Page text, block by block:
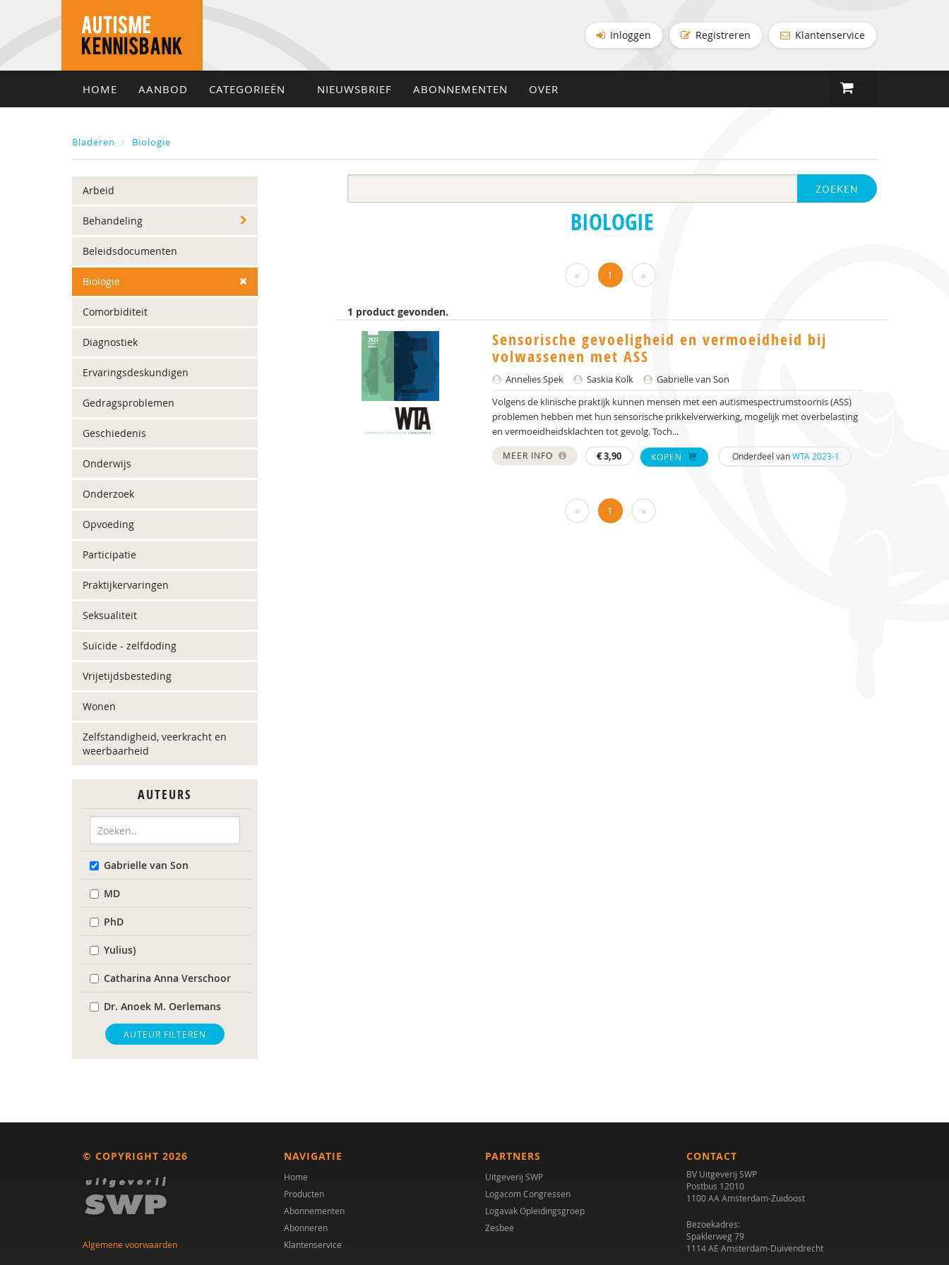
Inloggen Registreren Klantenservice
HOME AANBOD CATEGORIEËN NIEUWSBRIEF ABONNEMENTEN OVER
Bladeren Biologie
Arbeid
Behandeling
Beleidsdocumenten
Biologie
Comorbiditeit
Diagnostiek
Ervaringsdeskundigen
Gedragsproblemen
Geschiedenis
Onderwijs
Onderzoek
Opvoeding
Participatie
Praktijkervaringen
Seksualiteit
Suïcide - zelfdoding
Vrijetijdsbesteding
Wonen
Zelfstandigheid, veerkracht en
weerbaarheid
AUTEURS
Gabrielle van Son
MD
PhD
Yulius)
Catharina Anna Verschoor
Dr. Anoek M. Oerlemans
Bram B. Sizoo
Tony Bloemendaal
Linda van de Burgwal
dr. Catharina A. Hartman
Dr. Cathelijne Tesink
AUTEUR FILTEREN
ZOEKEN
BIOLOGIE
« 1 »
1 product gevonden.
Sensorische gevoeligheid en vermoeidheid bij
volwassenen met ASS
Annelies Spek Saskia Kolk
Gabrielle van Son
Volgens de klinische praktijk kunnen mensen met een autismespectrumstoornis (ASS)
problemen hebben met hun sensorische prikkelverwerking, mogelijk met overbelasting
en vermoeidheidsklachten tot gevolg. Toch...
MEER INFO €3,90 KOPEN Onderdeel vanWTA 2023-1
« 1 »
© COPYRIGHT 2026
Algemene voorwaarden
NAVIGATIE
Home
Producten
Abonnementen
Abonneren
Klantenservice
PARTNERS
Uitgeverij SWP
Logacom Congressen
Logavak Opleidingsgroep
Zesbee
CONTACT
BV Uitgeverij SWP
Postbus 12010
1100 AA Amsterdam-Zuidoost
Bezoekadres:
Spaklerweg 79
1114 AE Amsterdam-Duivendrecht